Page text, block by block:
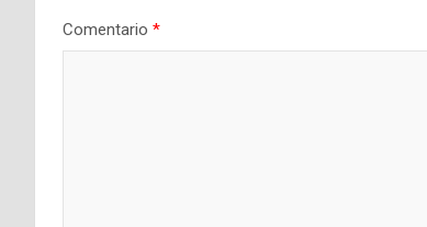
Comentario *